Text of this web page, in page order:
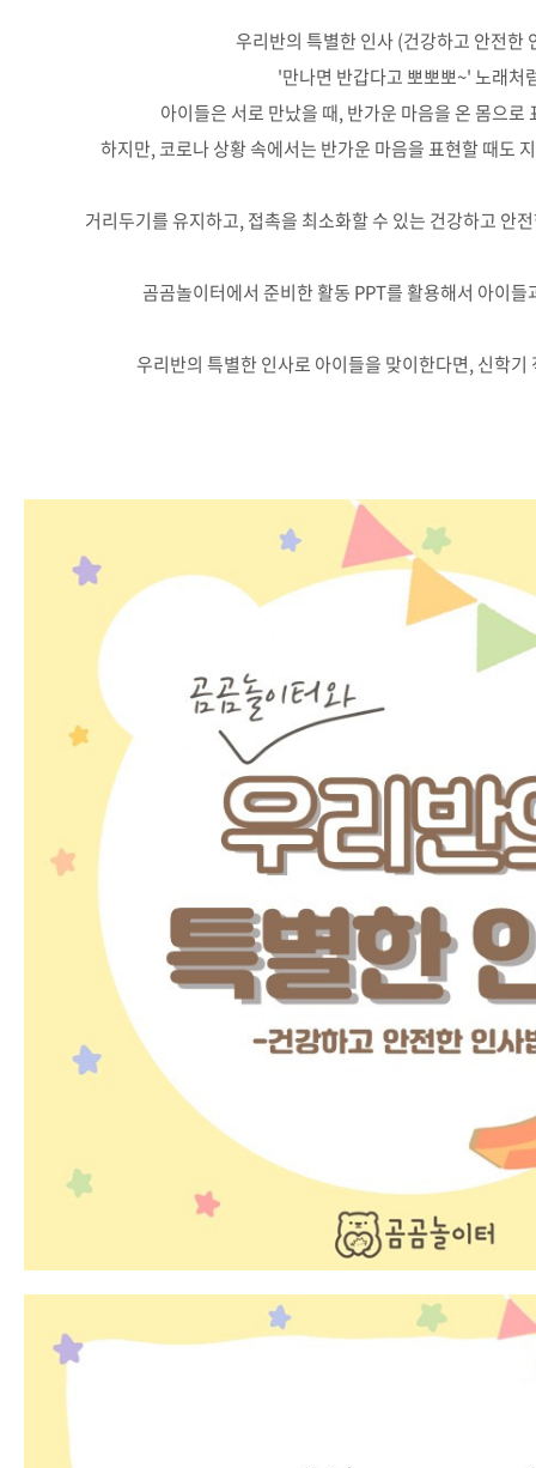
우리반의 특별한 인사 (건강하고 안전한
'만나면 반갑다고 뽀뽀뽀~' 노래처
아이들은 서로 만났을 때, 반가운 마음을 온 몸으로
하지만, 코로나 상황 속에서는 반가운 마음을 표현할 때도
거리두기를 유지하고, 접촉을 최소화할 수 있는 건강하고 안
곰곰놀이터에서 준비한 활동 PPT를 활용해서 아이들
우리반의 특별한 인사로 아이들을 맞이한다면, 신학